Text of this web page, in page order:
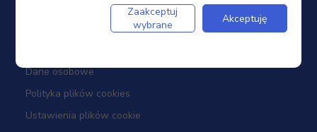
Dane osobowe
Polityka plików cookies
Ustawienia plików cookie
Zaakceptuj
wybrane
Akceptuję